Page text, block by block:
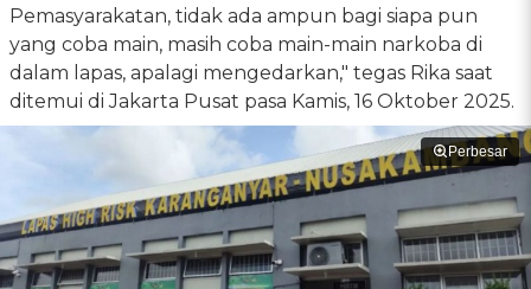
Pemasyarakatan, tidak ada ampun bagi siapa pun
yang coba main, masih coba main-main narkoba di
dalam lapas, apalagi mengedarkan," tegas Rika saat
ditemui di Jakarta Pusat pasa Kamis, 16 Oktober 2025.
Perbesar